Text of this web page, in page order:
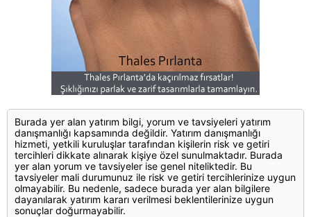
Burada yer alan yatırım bilgi, yorum ve tavsiyeleri yatırım
danışmanlığı kapsamında değildir. Yatırım danışmanlığı
hizmeti, yetkili kuruluşlar tarafından kişilerin risk ve getiri
tercihleri dikkate alınarak kişiye özel sunulmaktadır. Burada
yer alan yorum ve tavsiyeler ise genel niteliktedir. Bu
tavsiyeler mali durumunuz ile risk ve getiri tercihlerinize uygun
olmayabilir. Bu nedenle, sadece burada yer alan bilgilere
dayanılarak yatırım kararı verilmesi beklentilerinize uygun
sonuçlar doğurmayabilir.